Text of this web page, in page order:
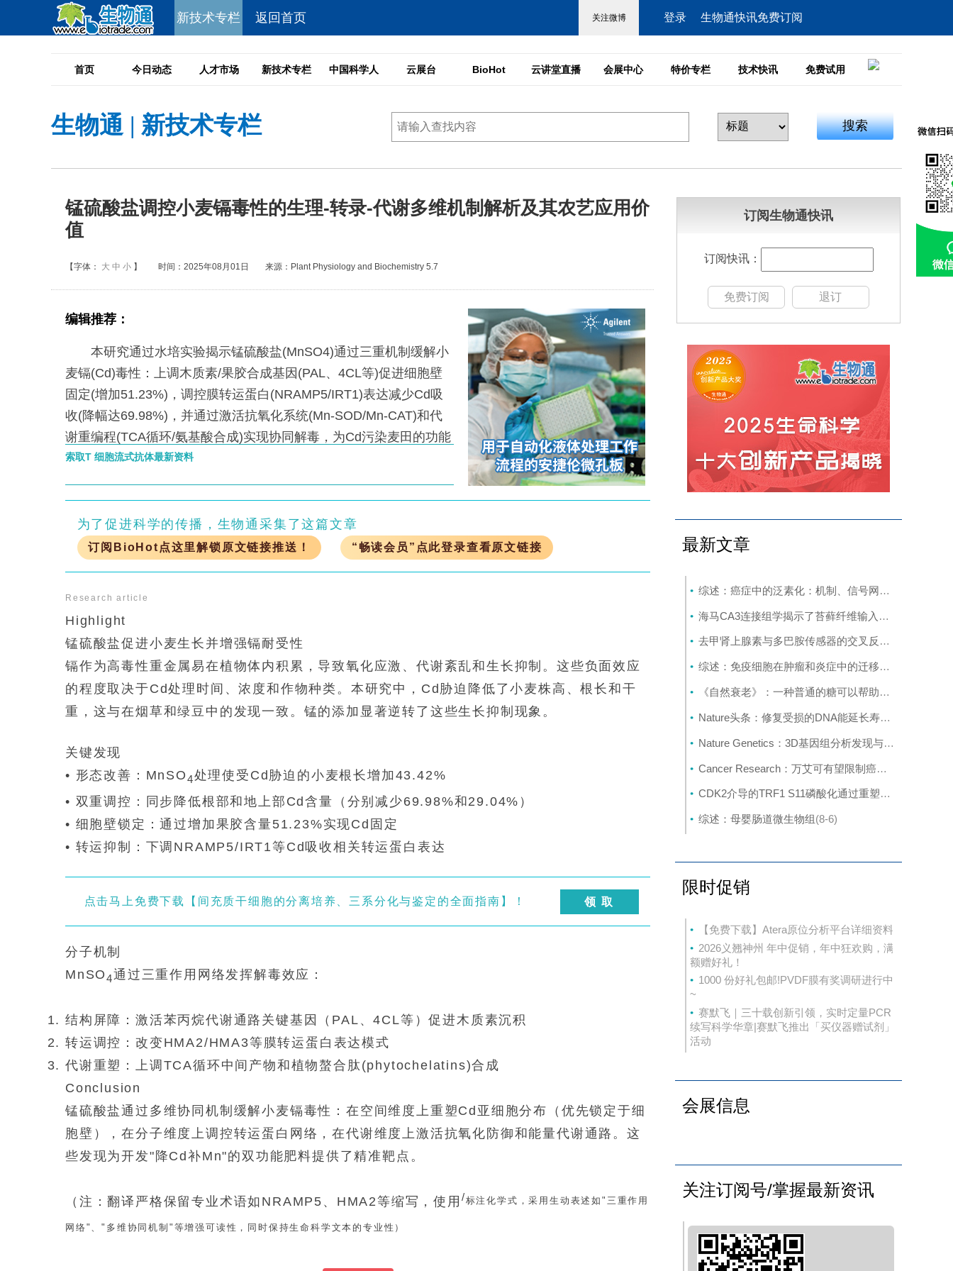
新技术专栏 返回首页 登录 生物通快讯免费订阅
首页 今日动态 人才市场 新技术专栏 中国科学人 云展台 BioHot 云讲堂直播 会展中心 特价专栏 技术快讯 免费试用
生物通 | 新技术专栏 搜索
锰硫酸盐调控小麦镉毒性的生理-转录-代谢多维机制解析及其农艺应用价
值
【字体： 大 中 小 】 时间：2025年08月01日 来源：Plant Physiology and Biochemistry 5.7
编辑推荐：
本研究通过水培实验揭示锰硫酸盐(MnSO4)通过三重机制缓解小
麦镉(Cd)毒性：上调木质素/果胶合成基因(PAL、4CL等)促进细胞壁
固定(增加51.23%)，调控膜转运蛋白(NRAMP5/IRT1)表达减少Cd吸
收(降幅达69.98%)，并通过激活抗氧化系统(Mn-SOD/Mn-CAT)和代
谢重编程(TCA循环/氨基酸合成)实现协同解毒，为Cd污染麦田的功能
性肥料开发提供理论依据。
索取T 细胞流式抗体最新资料
为了促进科学的传播，生物通采集了这篇文章
订阅BioHot点这里解锁原文链接推送！ “畅读会员”点此登录查看原文链接
Research article
Highlight
锰硫酸盐促进小麦生长并增强镉耐受性
镉作为高毒性重金属易在植物体内积累，导致氧化应激、代谢紊乱和生长抑制。这些负面效应
的程度取决于Cd处理时间、浓度和作物种类。本研究中，Cd胁迫降低了小麦株高、根长和干
重，这与在烟草和绿豆中的发现一致。锰的添加显著逆转了这些生长抑制现象。
关键发现
• 形态改善：MnSO4处理使受Cd胁迫的小麦根长增加43.42%
• 双重调控：同步降低根部和地上部Cd含量（分别减少69.98%和29.04%）
• 细胞壁锁定：通过增加果胶含量51.23%实现Cd固定
• 转运抑制：下调NRAMP5/IRT1等Cd吸收相关转运蛋白表达
点击马上免费下载【间充质干细胞的分离培养、三系分化与鉴定的全面指南】！ 领 取
分子机制
MnSO4通过三重作用网络发挥解毒效应：
结构屏障：激活苯丙烷代谢通路关键基因（PAL、4CL等）促进木质素沉积
转运调控：改变HMA2/HMA3等膜转运蛋白表达模式
代谢重塑：上调TCA循环中间产物和植物螯合肽(phytochelatins)合成
Conclusion
锰硫酸盐通过多维协同机制缓解小麦镉毒性：在空间维度上重塑Cd亚细胞分布（优先锁定于细
胞壁），在分子维度上调控转运蛋白网络，在代谢维度上激活抗氧化防御和能量代谢通路。这
些发现为开发"降Cd补Mn"的双功能肥料提供了精准靶点。
（注：翻译严格保留专业术语如NRAMP5、HMA2等缩写，使用 /标注化学式，采用生动表述如"三重作用
网络"、"多维协同机制"等增强可读性，同时保持生命科学文本的专业性）
订阅生物通快讯
订阅快讯：
免费订阅 退订
最新文章
综述：癌症中的泛素化：机制、信号网络及潜在的治疗机会
海马CA3连接组学揭示了苔藓纤维输入梯度及对锥体细胞的选择性前馈抑制
去甲肾上腺素与多巴胺传感器的交叉反应取决于局部神经支配密度
综述：免疫细胞在肿瘤和炎症中的迁移：分子机制与治疗靶点
《自然衰老》：一种普通的糖可以帮助癌细胞挣脱并扩散
Nature头条：修复受损的DNA能延长寿命吗？
Nature Genetics：3D基因组分析发现与克罗恩病相关的新基因
Cancer Research：万艾可有望限制癌症转移
CDK2介导的TRF1 S11磷酸化通过重塑端粒染色质促进DNA损伤修复
综述：母婴肠道微生物组(8-6)
限时促销
【免费下载】Atera原位分析平台详细资料
2026义翘神州 年中促销，年中狂欢购，满
额赠好礼！
1000 份好礼包邮!PVDF膜有奖调研进行中
~
赛默飞｜三十载创新引领，实时定量PCR
续写科学华章|赛默飞推出「买仪器赠试剂」
活动
会展信息
关注订阅号/掌握最新资讯